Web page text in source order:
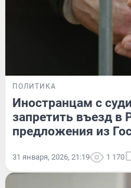
ПОЛИТИКА
Иностранцам с
запретить въезд в
предложения из
31 января, 2026, 21:19 1 170